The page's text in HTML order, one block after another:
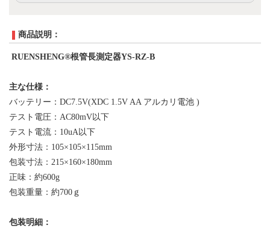
商品説明：
RUENSHENG®根管長測定器YS-RZ-B
主な仕様：
バッテリー： DC7.5V(XDC 1.5V AA アルカリ電池 )
テスト電圧： AC80mV以下
テスト電流： 10uA以下
外形寸法： 105×105×115mm
包装寸法： 215×160×180mm
正味：約600g
包装重量：約700ｇ
包装明細：